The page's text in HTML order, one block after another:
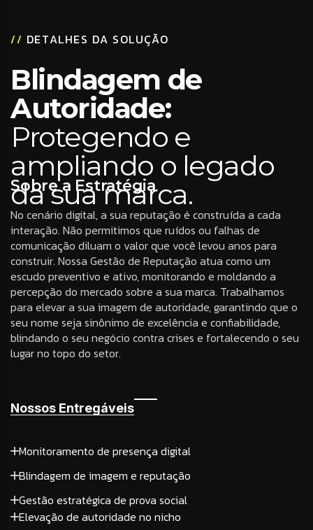
// DETALHES DA SOLUÇÃO
Blindagem de
Autoridade:
Protegendo e
ampliando o legado
da sua marca.
Sobre a Estratégia
No cenário digital, a sua reputação é construída a cada
interação. Não permitimos que ruídos ou falhas de
comunicação diluam o valor que você levou anos para
construir. Nossa Gestão de Reputação atua como um
escudo preventivo e ativo, monitorando e moldando a
percepção do mercado sobre a sua marca. Trabalhamos
para elevar a sua imagem de autoridade, garantindo que o
seu nome seja sinônimo de excelência e confiabilidade,
blindando o seu negócio contra crises e fortalecendo o seu
lugar no topo do setor.
Nossos Entregáveis
Monitoramento de presença digital
Blindagem de imagem e reputação
Gestão estratégica de prova social
Elevação de autoridade no nicho